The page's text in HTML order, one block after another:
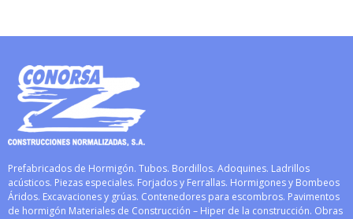
Prefabricados de Hormigón. Tubos. Bordillos. Adoquines. Ladrillos
acústicos. Piezas especiales. Forjados y Ferrallas. Hormigones y Bombeos
Áridos. Excavaciones y grúas. Contenedores para escombros. Pavimentos
de hormigón Materiales de Construcción – Hiper de la construcción. Obras